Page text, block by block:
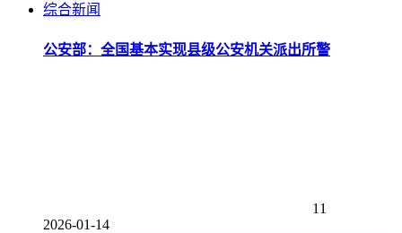
综合新闻
公安部：全国基本实现县级公安机关派出所警
11
2026-01-14